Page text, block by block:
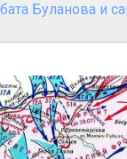
Буланова и